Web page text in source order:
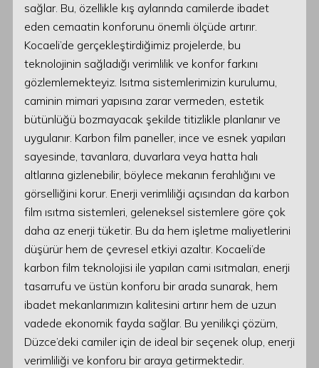
sağlar. Bu, özellikle kış aylarında camilerde ibadet
eden cemaatin konforunu önemli ölçüde artırır.
Kocaeli’de gerçekleştirdiğimiz projelerde, bu
teknolojinin sağladığı verimlilik ve konfor farkını
gözlemlemekteyiz. Isıtma sistemlerimizin kurulumu,
caminin mimari yapısına zarar vermeden, estetik
bütünlüğü bozmayacak şekilde titizlikle planlanır ve
uygulanır. Karbon film paneller, ince ve esnek yapıları
sayesinde, tavanlara, duvarlara veya hatta halı
altlarına gizlenebilir, böylece mekanın ferahlığını ve
görselliğini korur. Enerji verimliliği açısından da karbon
film ısıtma sistemleri, geleneksel sistemlere göre çok
daha az enerji tüketir. Bu da hem işletme maliyetlerini
düşürür hem de çevresel etkiyi azaltır. Kocaeli’de
karbon film teknolojisi ile yapılan cami ısıtmaları, enerji
tasarrufu ve üstün konforu bir arada sunarak, hem
ibadet mekanlarımızın kalitesini artırır hem de uzun
vadede ekonomik fayda sağlar. Bu yenilikçi çözüm,
Düzce’deki camiler için de ideal bir seçenek olup, enerji
verimliliği ve konforu bir araya getirmektedir.